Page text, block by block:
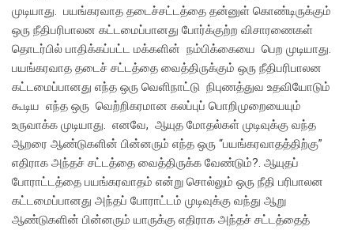
முடியாது. பயங்கரவாத தடைச்சட்டத்தை தன்னுள் கொண்டிருக்கும்
ஒரு நீதிபரிபாலன கட்டமைப்பானது போர்க்குற்ற விசாரணைகள்
தொடர்பில் பாதிக்கப்பட்ட மக்களின் நம்பிக்கையை பெற முடியாது.
பயங்கரவாத தடைச் சட்டத்தை வைத்திருக்கும் ஒரு நீதிபரிபாலன
கட்டமைப்பானது எந்த ஒரு வெளிநாட்டு நிபுணத்துவ உதவியோடும்
கூடிய எந்த ஒரு வெற்றிகரமான கலப்புப் பொறிமுறையையும்
உருவாக்க முடியாது. எனவே, ஆயுத மோதல்கள் முடிவுக்கு வந்த
ஆறரை ஆண்டுகளின் பின்னரும் எந்த ஒரு “பயங்கரவாதத்திற்கு”
எதிராக அந்தச் சட்டத்தை வைத்திருக்க வேண்டும்?. ஆயுதப்
போராட்டத்தை பயங்கரவாதம் என்று சொல்லும் ஒரு நீதி பரிபாலன
கட்டமைப்பானது அந்தப் போராட்டம் முடிவுக்கு வந்து ஆறு
ஆண்டுகளின் பின்னரும் யாருக்கு எதிராக அந்தச் சட்டத்தைத்